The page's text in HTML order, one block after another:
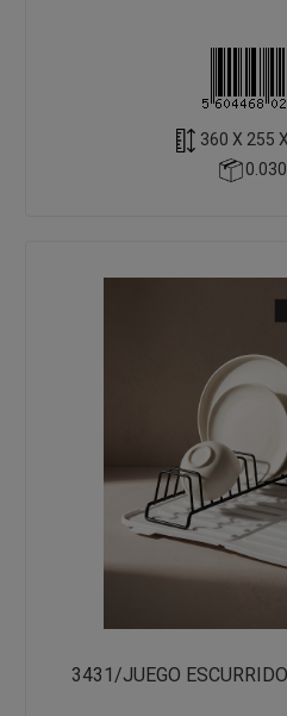
360 X 255
3431/JUEGO